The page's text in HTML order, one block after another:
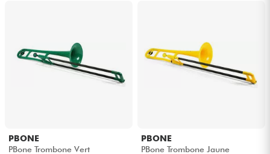
PBONE
PBone Trombone Vert
PBONE
PBone Trombone Jaune